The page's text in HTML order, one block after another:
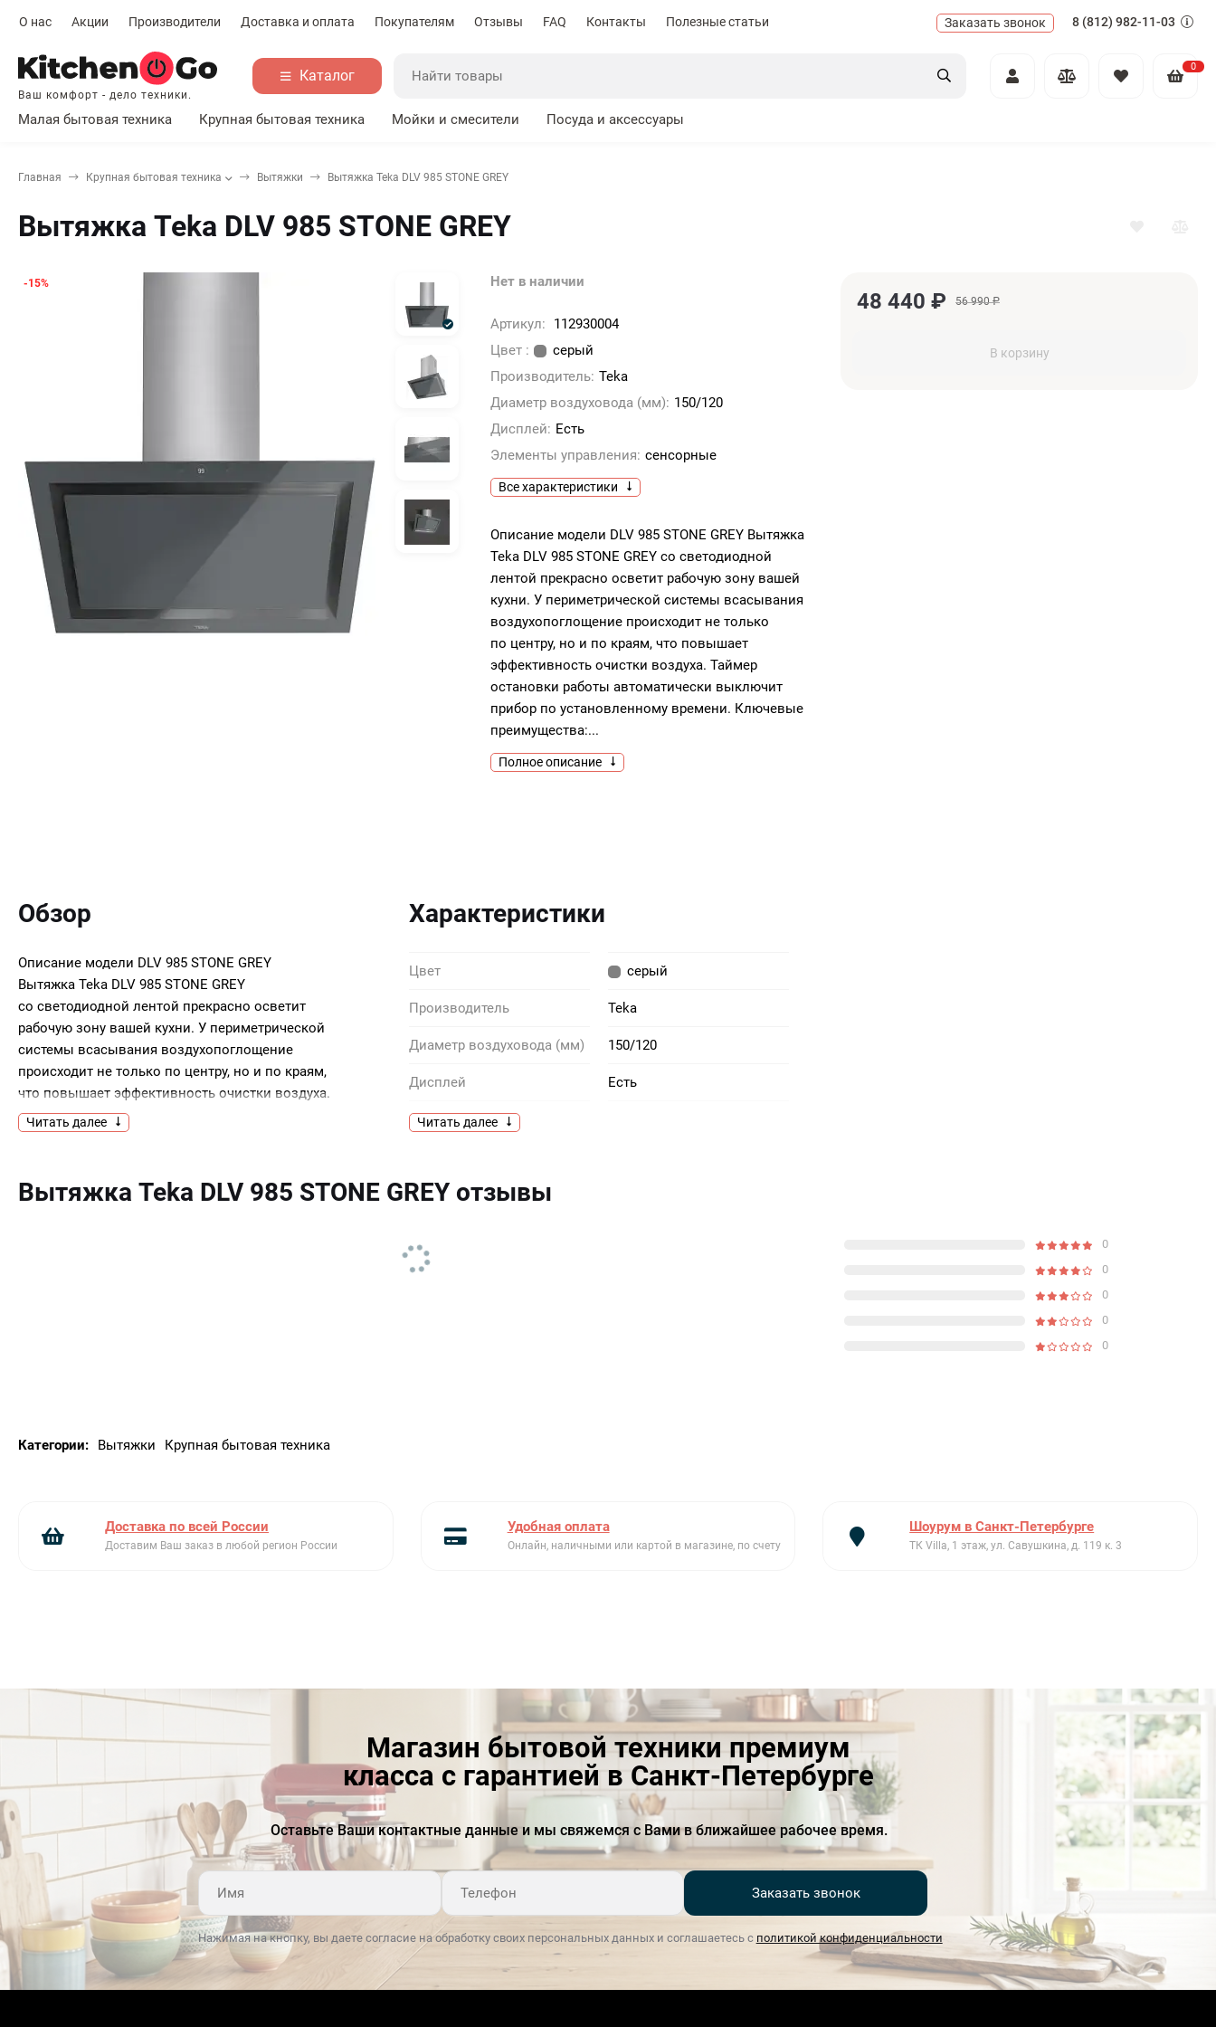
О нас Акции Производители Доставка и оплата Покупателям Отзывы FAQ Контакты Полезные статьи Заказать звонок 8 (812) 982-11-03
Ваш комфорт - дело техники.
Каталог
0
Малая бытовая техника Крупная бытовая техника Мойки и смесители Посуда и аксессуары
Главная Крупная бытовая техника Вытяжки Вытяжка Teka DLV 985 STONE GREY
Вытяжка Teka DLV 985 STONE GREY
-15% Нет в наличии
Артикул:
112930004
Цвет :
серый
Производитель: Teka
Диаметр воздуховода (мм): 150/120
Дисплей: Есть
Элементы управления: сенсорные
Все характеристики
Описание модели DLV 985 STONE GREY Вытяжка
Teka DLV 985 STONE GREY со светодиодной
лентой прекрасно осветит рабочую зону вашей
кухни. У периметрической системы всасывания
воздухопоглощение происходит не только
по центру, но и по краям, что повышает
эффективность очистки воздуха. Таймер
остановки работы автоматически выключит
прибор по установленному времени. Ключевые
преимущества:...
Полное описание
48 440 ₽ 56 990₽
В корзину
Обзор
Описание модели DLV 985 STONE GREY
Вытяжка Teka DLV 985 STONE GREY
со светодиодной лентой прекрасно осветит
рабочую зону вашей кухни. У периметрической
системы всасывания воздухопоглощение
происходит не только по центру, но и по краям,
что повышает эффективность очистки воздуха.
Таймер остановки работы автоматически
выключит прибор по установленному времени.
Читать далее
Характеристики
Цвет серый
Производитель Teka
Диаметр воздуховода (мм) 150/120
Дисплей Есть
Элементы управления
Глубина упаковки, см
Опционально
угольный фильтр:D4C, 2
шт., набор
рециркуляции:1/N
Особенности
Переходник на 150/120 мм
Европейская вилка
интенсивной ступени
(м&#179;/ч)
782
Расположение
Расположение элементов
управления
Читать далее
Вытяжка Teka DLV 985 STONE GREY отзывы
0
0
0
0
0
Категории: Вытяжки Крупная бытовая техника
Доставка по всей России
Доставим Ваш заказ в любой регион России
Удобная оплата
Онлайн, наличными или картой в магазине, по счету
Шоурум в Санкт-Петербурге
ТК Villa, 1 этаж, ул. Савушкина, д. 119 к. 3
Магазин бытовой техники премиум
класса с гарантией в Санкт-Петербурге
Оставьте Ваши контактные данные и мы свяжемся с Вами в ближайшее рабочее время.
Заказать звонок
Нажимая на кнопку, вы даете согласие на обработку своих персональных данных и соглашаетесь с политикой конфиденциальности